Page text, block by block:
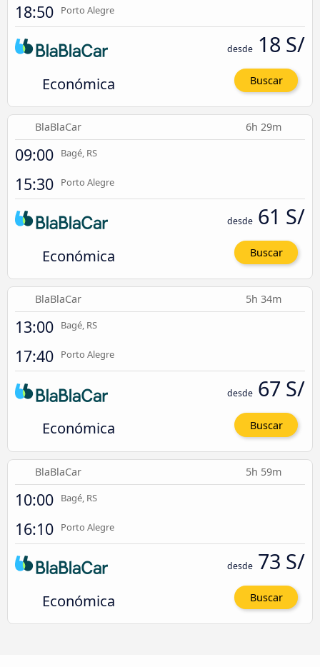
18:50 Porto Alegre
Económica
desde 18 S/
Buscar
BlaBlaCar 6h 29m
09:00 Bagé, RS
15:30 Porto Alegre
Económica
desde 61 S/
Buscar
BlaBlaCar 5h 34m
13:00 Bagé, RS
17:40 Porto Alegre
Económica
desde 67 S/
Buscar
BlaBlaCar 5h 59m
10:00 Bagé, RS
16:10 Porto Alegre
Económica
desde 73 S/
Buscar